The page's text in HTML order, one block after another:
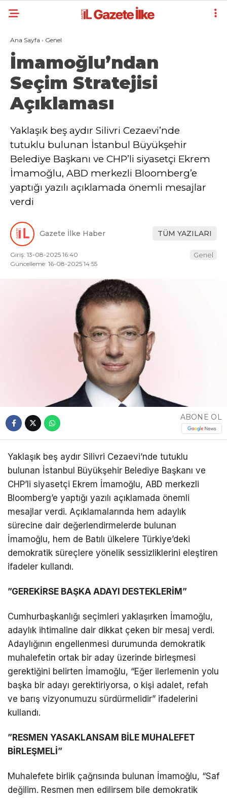
Ana Sayfa › Genel
İmamoğlu’ndan
Seçim Stratejisi
Açıklaması
Yaklaşık beş aydır Silivri Cezaevi’nde
tutuklu bulunan İstanbul Büyükşehir
Belediye Başkanı ve CHP’li siyasetçi Ekrem
İmamoğlu, ABD merkezli Bloomberg’e
yaptığı yazılı açıklamada önemli mesajlar
verdi
Gazete İlke Haber TÜM YAZILARI
Giriş: 13-08-2025 16:40
Güncelleme: 16-08-2025 14:55
Genel
ABONE OL
Yaklaşık beş aydır Silivri Cezaevi’nde tutuklu
bulunan İstanbul Büyükşehir Belediye Başkanı ve
CHP’li siyasetçi Ekrem İmamoğlu, ABD merkezli
Bloomberg’e yaptığı yazılı açıklamada önemli
mesajlar verdi. Açıklamalarında hem adaylık
sürecine dair değerlendirmelerde bulunan
İmamoğlu, hem de Batılı ülkelere Türkiye’deki
demokratik süreçlere yönelik sessizliklerini eleştiren
ifadeler kullandı.
”GEREKİRSE BAŞKA ADAYI DESTEKLERİM”
Cumhurbaşkanlığı seçimleri yaklaşırken İmamoğlu,
adaylık ihtimaline dair dikkat çeken bir mesaj verdi.
Adaylığının engellenmesi durumunda demokratik
muhalefetin ortak bir aday üzerinde birleşmesi
gerektiğini belirten İmamoğlu, “Eğer ilerlemenin yolu
başka bir adayı gerektiriyorsa, o kişi adalet, refah
ve barış vizyonumuzu sürdürmelidir” ifadelerini
kullandı.
”RESMEN YASAKLANSAM BİLE MUHALEFET
BİRLEŞMELİ”
Muhalefete birlik çağrısında bulunan İmamoğlu, “Saf
değilim. Resmen men edilirsem bile demokratik